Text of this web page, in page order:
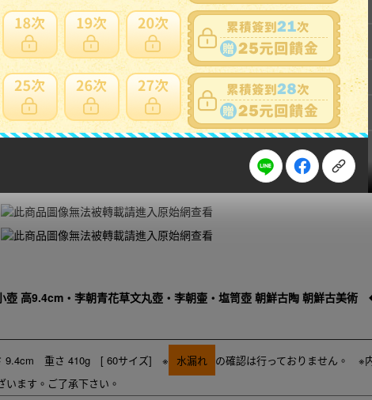
問與答
高9.4cm・李朝青花草文丸壺・李朝壷・塩笥壺 朝鮮古陶 朝鮮古美
9.4cm 重さ 410g [ 60サイズ] ※ 水漏れ の確認は行っておりません。 ※
います。ご了承下さい。